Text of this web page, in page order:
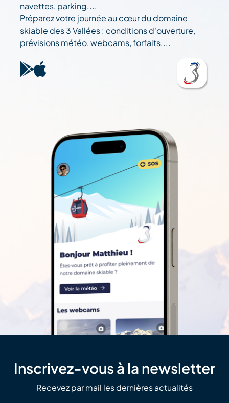
navettes, parking....
Préparez votre journée au cœur du domaine
skiable des 3 Vallées : conditions d'ouverture,
prévisions météo, webcams, forfaits....
Inscrivez-vous à la newsletter
Recevez par mail les dernières actualités